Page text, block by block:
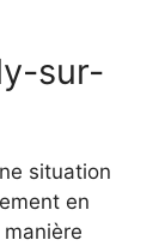
sur-
situation
en